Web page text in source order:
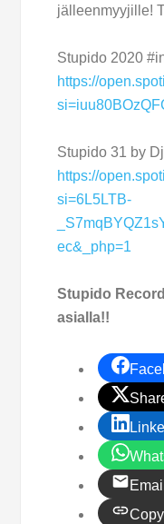
jälleenmyyjille!
Stupido 2020
https://
Stupido 31 by
https://
si=6L5LTB-
ec&_php=1
Stupido
asialla!!
Email